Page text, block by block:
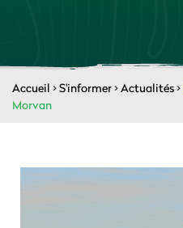
Accueil >S'informer>Actualités>
Morvan